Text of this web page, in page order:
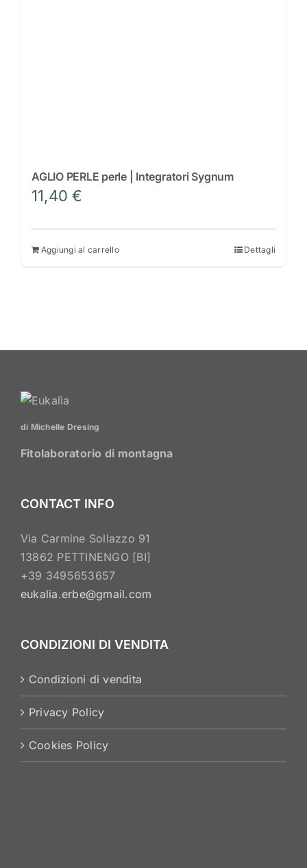
AGLIO PERLE perle | Integratori Sygnum
11,40€
Aggiungi al carrello Dettagli
di Michelle Dresing
Fitolaboratorio di montagna
CONTACT INFO
Via Carmine Sollazzo 91
13862 PETTINENGO [BI]
+39 3495653657
eukalia.erbe@gmail.com
CONDIZIONI DI VENDITA
Condizioni di vendita
Privacy Policy
Cookies Policy